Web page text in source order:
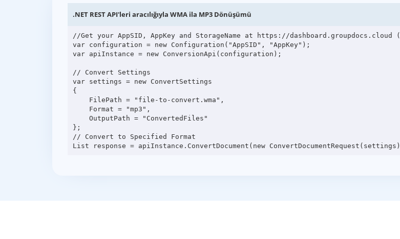
.NET REST API'leri aracılığıyla WMA ila MP3 Dönüşümü
//Get your AppSID, AppKey and StorageName at https://
var configuration = new Configuration("AppSID", "AppKey");
var apiInstance = new ConversionApi(configuration);
// Convert Settings
var settings = new ConvertSettings
{
};
// Convert to Specified Format